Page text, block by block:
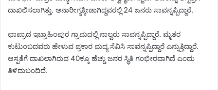
ದಾಖಲಿಸಲಾಗಿತ್ತು. ಅನಾರೀಗ್ಯಕ್ಕೀಡಾಗಿದ್ದವರಲ್ಲಿ 24 ಜನರು ಸಾವನ್ನಪ್ಪಿದ್ದಾರೆ.
ಛಾಪ್ರಾದ ಇಬ್ರಾಹಿಂಪುರ ಗ್ರಾಮದಲ್ಲಿ ನಾಲ್ವರು ಸಾವನ್ನಪ್ಪಿದ್ದಾರೆ. ಮೃತರ
ಕುಟುಂಬದವರು ಹೇಳುವ ಪ್ರಕಾರ ಮದ್ಯ ಸೆವಿಸಿ ಸಾವನ್ನಪ್ಪಿದ್ದಾರೆ ಎನ್ನುತ್ತಿದ್ದಾರೆ.
ಆಸ್ಪತೆಗೆ ದಾಖಲಾಗಿರುವ 40ಕ್ಕೂ ಹೆಚ್ಚು ಜನರ ಸ್ಥಿತಿ ಗಂಭೀರವಾಗಿದೆ ಎಂದು
ತಿಳಿದುಬಂದಿದೆ.